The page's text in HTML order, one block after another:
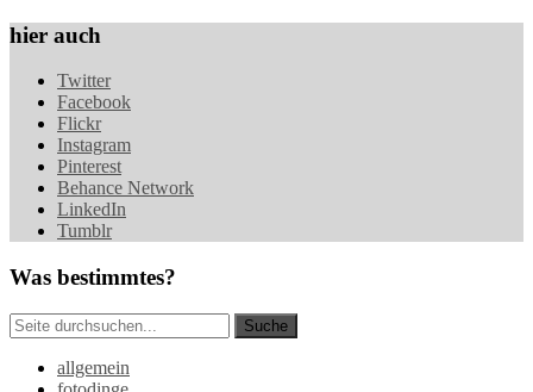
hier auch
Twitter
Facebook
Flickr
Instagram
Pinterest
Behance Network
LinkedIn
Tumblr
Was bestimmtes?
allgemein